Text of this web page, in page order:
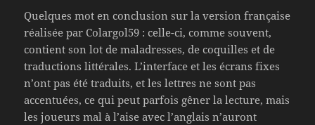
Quelques mot en conclusion sur la version française
réalisée par Colargol59 : celle-ci, comme souvent,
contient son lot de maladresses, de coquilles et de
traductions littérales. L’interface et les écrans fixes
n’ont pas été traduits, et les lettres ne sont pas
accentuées, ce qui peut parfois gêner la lecture, mais
les joueurs mal à l’aise avec l’anglais n’auront